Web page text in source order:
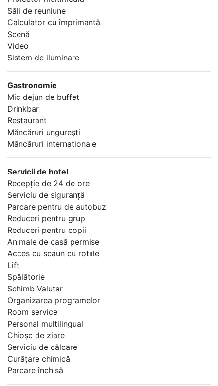
Săli de reuniune
Calculator cu împrimantă
Scenă
Video
Sistem de iluminare
Gastronomie
Mic dejun de buffet
Drinkbar
Restaurant
Măncăruri ungureşti
Măncăruri internaţionale
Servicii de hotel
Recepţie de 24 de ore
Serviciu de siguranţă
Parcare pentru de autobuz
Reduceri pentru grup
Reduceri pentru copii
Animale de casă permise
Acces cu scaun cu rotiile
Lift
Spălătorie
Schimb Valutar
Organizarea programelor
Room service
Personal multilingual
Chioşc de ziare
Serviciu de călcare
Curăţare chimică
Parcare închisă